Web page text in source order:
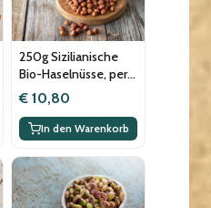
250g Sizilianische
Bio-Haselnüsse, per
Hand geerntet, aus
Tripi, im
Nebrodigebirge
€ 10,80
In den Warenkorb